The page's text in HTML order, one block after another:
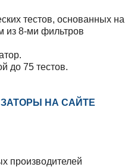
тестов, основанных на
из 8-ми фильтров
до 75 тестов.
НА САЙТЕ
производителей